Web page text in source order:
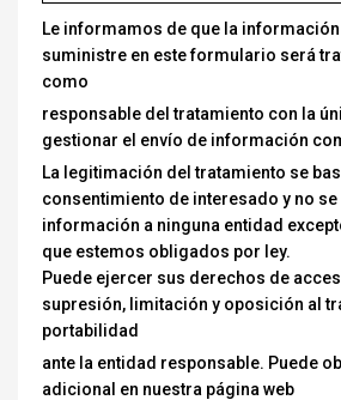
Le informamos de que la
suministre en este formulario será
como
responsable del tratamiento con la
gestionar el envío de información
La legitimación del tratamiento se
consentimiento de interesado y no se
información a ninguna entidad
que estemos obligados por ley.
Puede ejercer sus derechos de
supresión, limitación y oposición al
portabilidad
ante la entidad responsable. Puede
adicional en nuestra página web